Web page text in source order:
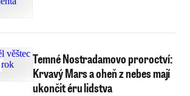
Temné Nostradamovo proroctví:
Krvavý Mars a oheň z nebes mají
ukončit éru lidstva